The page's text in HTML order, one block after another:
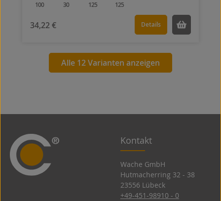
100 30 125 125
34,22 € Details
Alle 12 Varianten anzeigen
Kontakt
Wache GmbH
Hutmacherring 32 ­- 38
23556 Lübeck
+49-451-98910 - 0